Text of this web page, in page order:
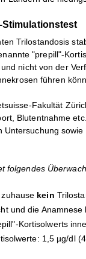
Stimulationstest
Trilostandosis
"prepill"-
nicht von der
führen
Fakultät
Blutentnahme
folgendes
kein
und die
Kortisolwerts
1,5 µg/dl